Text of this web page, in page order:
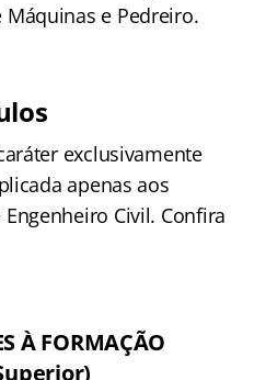
e Pedreiro.
exclusivamente
apenas aos
Civil. Confira
À FORMAÇÃO